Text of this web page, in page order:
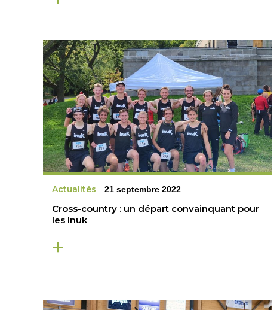
Actualités 21 septembre 2022
Cross-country : un départ convainquant pour
les Inuk